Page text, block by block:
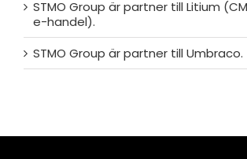
STMO Group är partner till Litium
e-handel).
STMO Group är partner till Umbraco.